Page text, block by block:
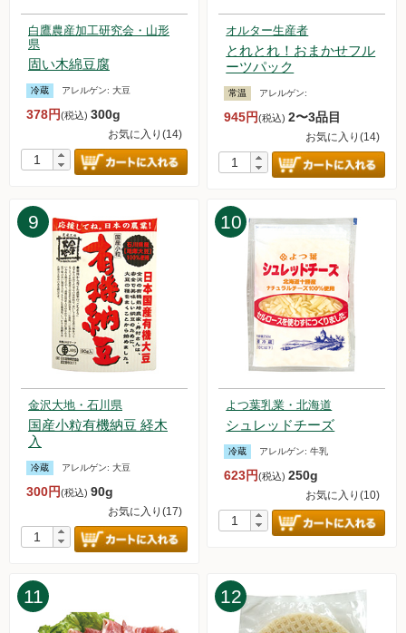
した。
2024.11.9【毎週土曜日更新！】品ものアイテムを更新しまし
た。
2024.11.1【毎週土曜日更新！】品ものアイテムを更新しまし
た。
2024.10.26【毎週土曜日更新！】品ものアイテムを更新しま
した。
2024.10.19【毎週土曜日更新！】品ものアイテムを更新しま
2024.10.12【毎週土曜日更新！】品ものアイテムを更新しま
した。
2024.10.5【毎週土曜日更新！】品ものアイテムを更新しまし
2024.9.28【毎週土曜日更新！】品ものアイテムを更新しまし
2024.9.21【毎週土曜日更新！】品ものアイテムを更新しまし
2024.9.14【毎週土曜日更新！】品ものアイテムを更新しまし
た。
2024.9.7【毎週土曜日更新！】品ものアイテムを更新しまし
た。
2024.8.31【毎週土曜日更新！】品ものアイテムを更新しまし
た。
2024.8.26 台風10号の影響によるお届け遅延の可能性について
2024.8.24【毎週土曜日更新！】品ものアイテムを更新しまし
た。
2024.8.17【毎週土曜日更新！】品ものアイテムを更新しまし
2024.8.10【毎週土曜日更新！】品ものアイテムを更新しまし
た。
2024.8.3 白鷹農産加工研究会「固い木綿豆腐」について
白鷹農産加工研究会・山形
県
固い木綿豆腐
冷蔵 アレルゲン: 大豆
378円(税込) 300g
お気に入り(14)
オルター生産者
とれとれ！おまかせフル
ーツパック
常温 アレルゲン:
945円(税込)2〜3品目
お気に入り(14)
9
金沢大地・石川県
国産小粒有機納豆 経木
入
冷蔵 アレルゲン: 大豆
300円(税込) 90g
お気に入り(17)
10
よつ葉乳業・北海道
シュレッドチーズ
冷蔵 アレルゲン:牛乳
623円(税込)250g
お気に入り(10)
11 12